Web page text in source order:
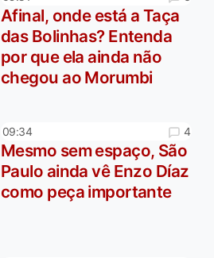
Afinal, onde está a Taça
das Bolinhas? Entenda
por que ela ainda não
chegou ao Morumbi
09:34 4
Mesmo sem espaço, São
Paulo ainda vê Enzo Díaz
como peça importante